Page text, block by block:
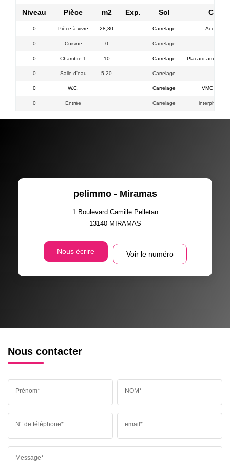
Niveau Pièce m2 Exp. Sol
0 Pièce à vivre 28,30 Carrelage Accès
0 Cuisine 0 Carrelage Hotte
0 Chambre 1 10 Carrelage Placard
0 Salle d'eau 5,20 Carrelage
0 W.C. Carrelage VMC
0 Entrée Carrelage interphone
pelimmo - Miramas
1 Boulevard Camille Pelletan
13140 MIRAMAS
Nous écrire Voir le numéro
Nous contacter
Prénom* NOM*
N° de téléphone* email*
Message*